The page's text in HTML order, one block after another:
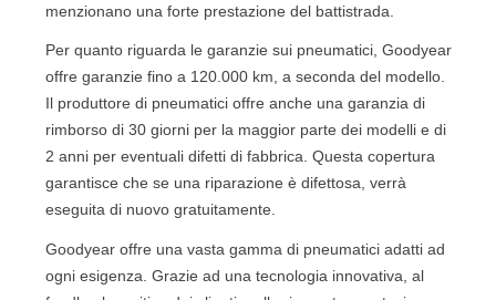
menzionano una forte prestazione del battistrada.
Per quanto riguarda le garanzie sui pneumatici, Goodyear
offre garanzie fino a 120.000 km, a seconda del modello.
Il produttore di pneumatici offre anche una garanzia di
rimborso di 30 giorni per la maggior parte dei modelli e di
2 anni per eventuali difetti di fabbrica. Questa copertura
garantisce che se una riparazione è difettosa, verrà
eseguita di nuovo gratuitamente.
Goodyear offre una vasta gamma di pneumatici adatti ad
ogni esigenza. Grazie ad una tecnologia innovativa, al